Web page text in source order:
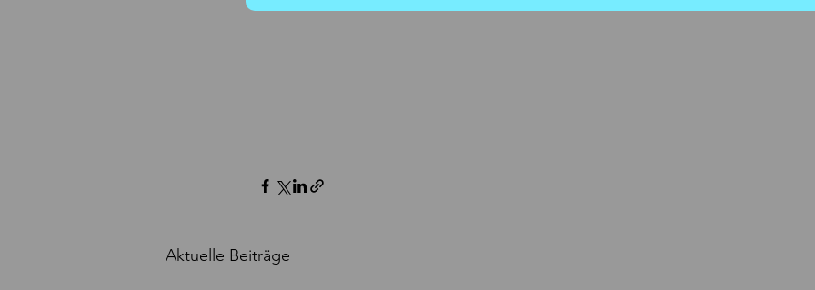
Aktuelle Beiträge